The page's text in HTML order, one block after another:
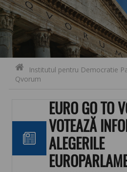
Contact
Skip to content
Institutul pentru Democratie
Qvorum
EURO GO TO
VOTEAZĂ
ALEGERILE